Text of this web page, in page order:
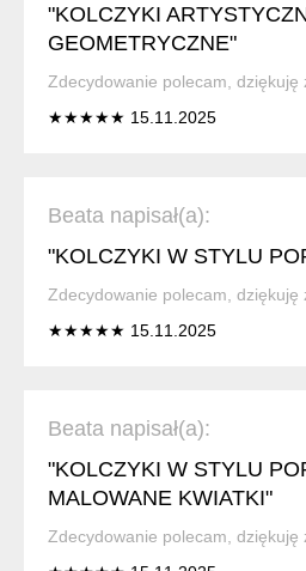
"KOLCZYKI
GEOMETRYCZNE"
Zdecydowanie polecam, dziękuję
★★★★★ 15.11.2025
Beata napisał(a):
"KOLCZYKI W STYLU
Zdecydowanie polecam, dziękuję
★★★★★ 15.11.2025
Beata napisał(a):
"KOLCZYKI W STYLU
MALOWANE KWIATKI"
Zdecydowanie polecam, dziękuję